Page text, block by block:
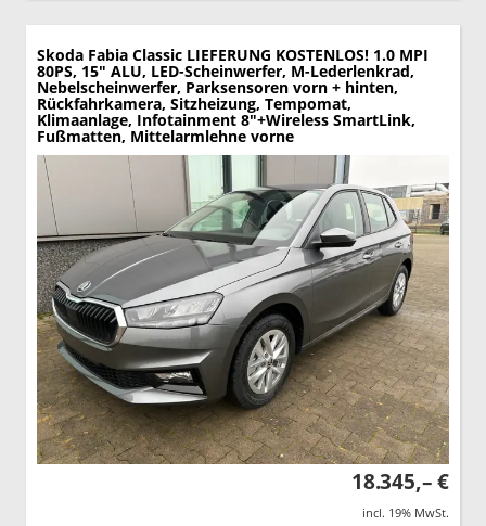
Skoda Fabia Classic LIEFERUNG KOSTENLOS! 1.0 MPI
80PS, 15" ALU, LED-Scheinwerfer, M-Lederlenkrad,
Nebelscheinwerfer, Parksensoren vorn + hinten,
Rückfahrkamera, Sitzheizung, Tempomat,
Klimaanlage, Infotainment 8"+Wireless SmartLink,
Fußmatten, Mittelarmlehne vorne
18.345,– €
incl. 19% MwSt.